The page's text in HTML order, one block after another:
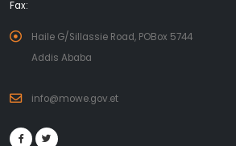
Fax:
Haile G/Sillassie Road, POBox 5744
Addis Ababa
info@mowe.gov.et